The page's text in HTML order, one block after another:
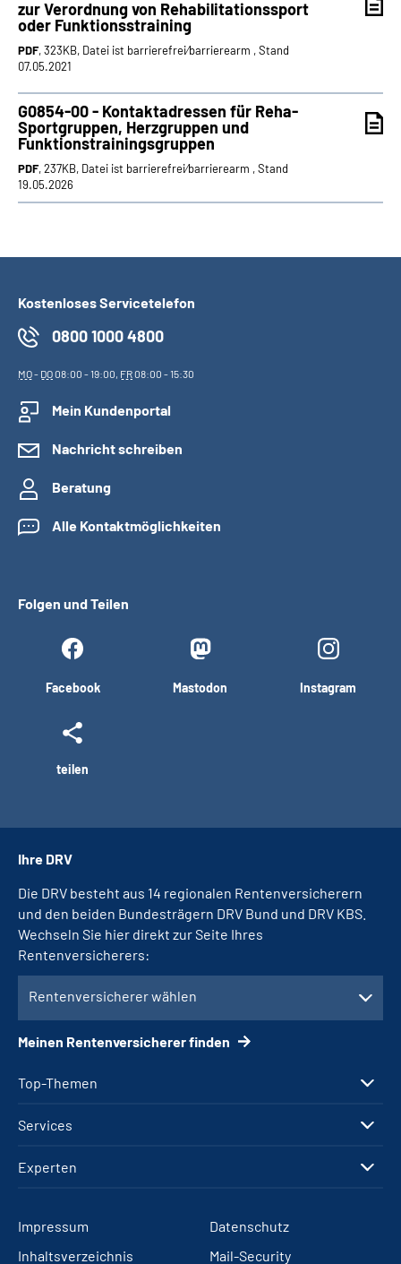
zur Verordnung von Rehabilitationssport
oder Funktionsstraining
PDF, 323KB, Datei ist barrierefrei⁄barrierearm , Stand
07.05.2021
G0854-00 - Kontaktadressen für Reha-
Sportgruppen, Herzgruppen und
Funktionstrainingsgruppen
PDF, 237KB, Datei ist barrierefrei⁄barrierearm , Stand
19.05.2026
Kostenloses Servicetelefon
0800 1000 4800
MO- DO08:00 - 19:00, FR08:00 - 15:30
Mein Kundenportal
Nachricht schreiben
Beratung
Alle Kontaktmöglichkeiten
Folgen und Teilen
Facebook Mastodon Instagram
teilen
Top-Themen
Services
Experten
Ihre DRV
Die DRV besteht aus 14 regionalen Rentenversicherern
und den beiden Bundesträgern DRV Bund und DRV KBS.
Wechseln Sie hier direkt zur Seite Ihres
Rentenversicherers:
Rentenversicherer wählen
Meinen Rentenversicherer finden
Impressum
Datenschutz
Inhaltsverzeichnis
Mail-Security